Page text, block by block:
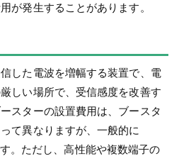
が発生することがあります。
した電波を増幅する装置で、電
しい場所で、受信感度を改善す
スターの設置費用は、ブースタ
て異なりますが、一般的に
。ただし、高性能や複数端子の